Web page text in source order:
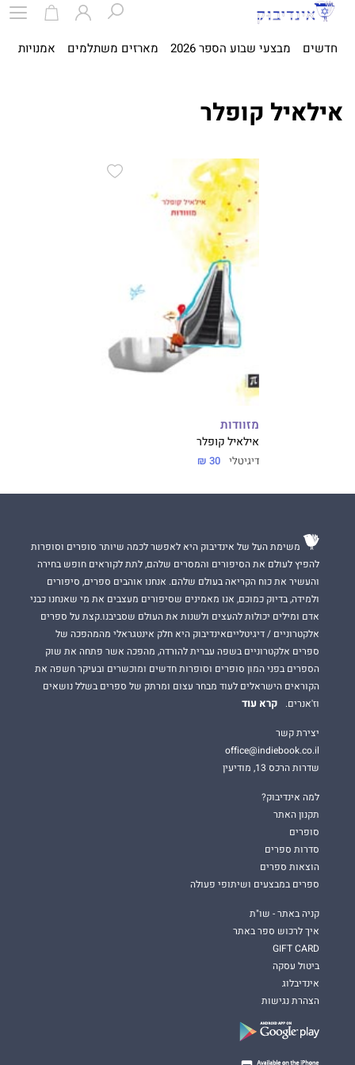
חדשים מבצעי שבוע הספר 2026 מארזים משתלמים אמנויות
אילאיל קופלר
מזוודות
אילאיל קופלר
דיגיטלי 30 ₪
משימת העל של אינדיבוק היא לאפשר לכמה שיותר סופרים וסופרות
להפיץ לעולם את הסיפורים והמסרים שלהם, לתת לקוראים חופש בחירה
והעשיר את כוח הקריאה בעולם שלהם. אנחנו אוהבים ספרים, סיפורים
ולמידה, בדיוק כמוכם, אנו מאמינים שסיפורים מעצבים את מי שאנחנו כבני
אדם ומילים יכולות להעצים ולשנות את העולם שסביבנו.קצת על ספרים
אלקטרוניים / דיגיטלייםאינדיבוק היא חלק אינטגראלי מהמהפכה של
ספרים אלקטרוניים בשפה עברית להורדה, מהפכה אשר פתחה את שוק
הספרים בפני המון סופרים וסופרות חדשים ומוכשרים ובעיקר חשפה את
הקוראים הישראלים לעוד מבחר עצום ומרתק של ספרים בשלל נושאים
וז'אנרים.
קרא עוד
יצירת קשר
office@indiebook.co.il
שדרות הרכס 13, מודיעין
למה אינדיבוק?
תקנון האתר
סופרים
סדרות ספרים
הוצאות ספרים
ספרים במבצעים ושיתופי פעולה
קניה באתר - שו"ת
איך לרכוש ספר באתר
GIFT CARD
ביטול עסקה
אינדיבלוג
הצהרת נגישות